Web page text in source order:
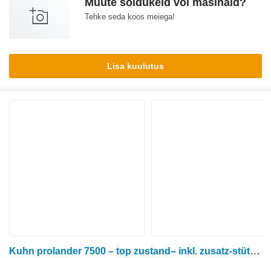
Müüte sõidukeid või masinaid?
Tehke seda koos meiega!
Lisa kuulutus
Kuhn prolander 7500 – top zustand– inkl. zusatz-stützrad im kundenauf